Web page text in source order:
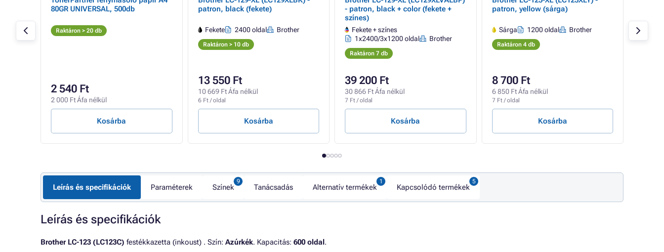
80GR UNIVERSAL, 500db
Raktáron > 20 db
2 540 Ft
2 000 Ft Áfa nélkül
Kosárba
patron, black (fekete)
Fekete 2400 oldal Brother
Raktáron > 10 db
13 550 Ft
10 669 Ft Áfa nélkül
6 Ft / oldal
Kosárba
- patron, black + color (fekete +
színes)
Fekete + színes
1x2400/3x1200 oldal
Brother
Raktáron 7 db
39 200 Ft
30 866 Ft Áfa nélkül
7 Ft / oldal
Kosárba
patron, yellow (sárga)
Sárga 1200 oldal Brother
Raktáron 4 db
8 700 Ft
6 850 Ft Áfa nélkül
7 Ft / oldal
Kosárba
Leírás és specifikációk Paraméterek Színek Tanácsadás Alternatív termékek Kapcsolódó termékek
Leírás és specifikációk
Brother LC-123 (LC123C) festékkazetta (inkoust) . Szín: Azúrkék. Kapacitás: 600 oldal.